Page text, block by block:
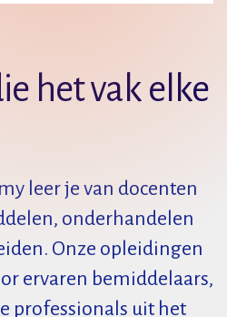
het vak elke
leer je van docenten
onderhandelen
Onze opleidingen
ervaren bemiddelaars,
professionals uit het